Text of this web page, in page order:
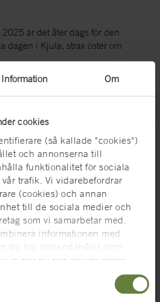
Information Om
cookies
(så kallade "cookies")
och annonserna till
funktionalitet för sociala
trafik. Vi vidarebefordrar
(cookies) och annan
till de sociala medier och
som vi samarbetar med.
informationen med
du har tillhandahållit dem
in när du har använt deras
är det åter dags för den
dagen i Kjula, strax öster om